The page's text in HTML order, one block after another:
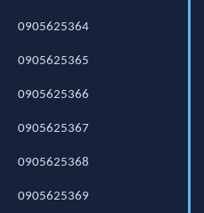
0905625364
0905625365
0905625366
0905625367
0905625368
0905625369